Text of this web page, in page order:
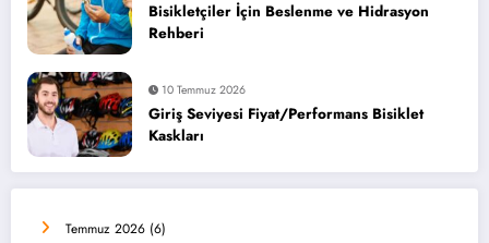
Bisikletçiler İçin Beslenme ve Hidrasyon
Rehberi
10 Temmuz 2026
Giriş Seviyesi Fiyat/Performans Bisiklet
Kaskları
Temmuz 2026 (6)